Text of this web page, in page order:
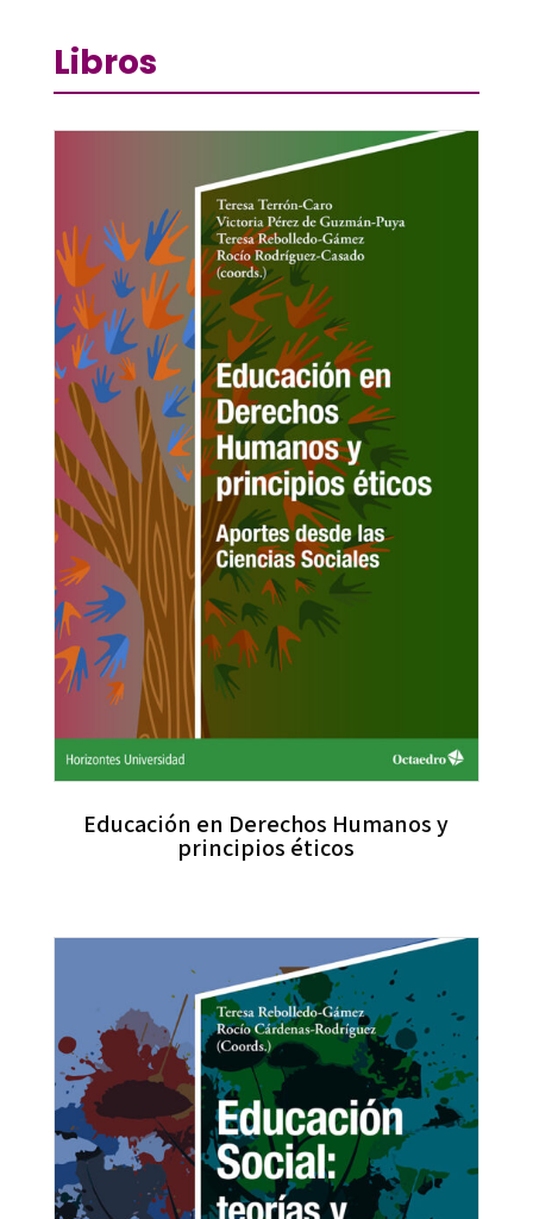
Libros
Educación en Derechos Humanos y
principios éticos